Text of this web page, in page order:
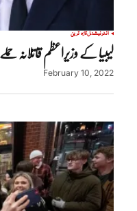
انٹرنیشنلتازہ ترین
لیبیا کے وزیراعظم قاتلانہ
February 10, 2022